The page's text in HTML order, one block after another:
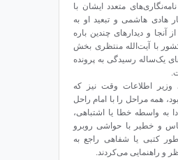
متعدد ایشان با
هادی هاشمی و تبعید او به
آنجا و دیدارهای چندین باره
با ‌آیت‌الله منتظری بخش
یک‌ساله رسیدگی به پرونده
وزیر اطلاعات وقت نیز که
همه مراحل را با امام راحل
به واسطه خطا یا اشتباهی،
و خطیر با حواشی روبرو
کتبی یا شفاهی راجع به
و راهنمایی می‌کردند.